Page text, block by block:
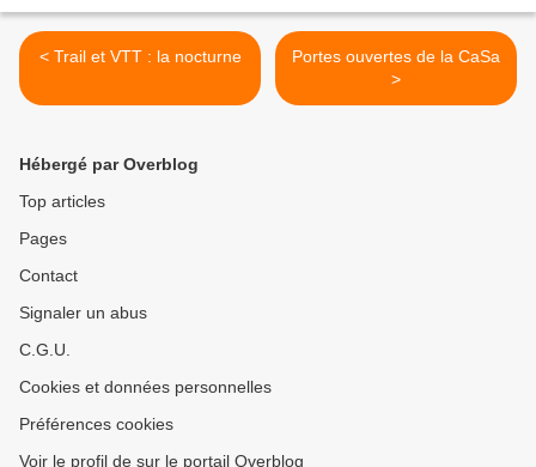
< Trail et VTT : la nocturne
Portes ouvertes de la CaSa
>
Hébergé par Overblog
Top articles
Pages
Contact
Signaler un abus
C.G.U.
Cookies et données personnelles
Préférences cookies
Voir le profil de sur le portail Overblog